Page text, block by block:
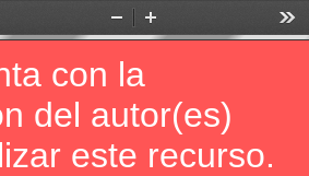
Zoom
Out
In
con la
del autor(es)
este recurso.